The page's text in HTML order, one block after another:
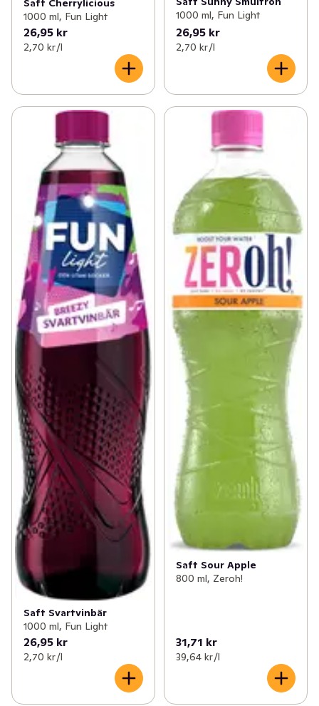
Saft Cherrylicious
1000 ml, Fun Light
26,95 kr
2,70 kr /l
1000 ml, Fun Light
26,95 kr
2,70 kr /l
Saft Svartvinbär
1000 ml, Fun Light
26,95 kr
2,70 kr /l
Saft Sour Apple
800 ml, Zeroh!
31,71 kr
39,64 kr /l